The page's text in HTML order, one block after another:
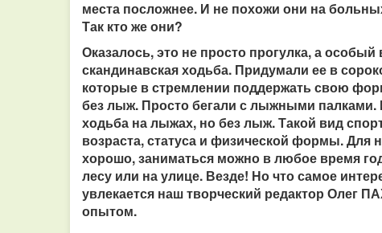
места посложнее. И не похожи они на
Так кто же они?
Оказалось, это не просто прогулка, а
скандинавская ходьба. Придумали ее в
которые в стремлении поддержать свою
без лыж. Просто бегали с лыжными палками.
ходьба на лыжах, но без лыж. Такой вид
возраста, статуса и физической формы. Для
хорошо, заниматься можно в любое время
лесу или на улице. Везде! Но что самое
увлекается наш творческий редактор Олег
опытом.